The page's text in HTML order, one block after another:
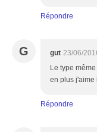
Répondre
G gut 23/06/
Le type
en plus j'aime
Répondre